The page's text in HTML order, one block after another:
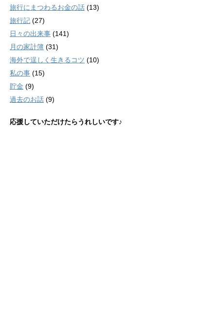
旅行にまつわるお金の話 (13)
旅行記 (27)
日々の出来事 (141)
月の家計簿 (31)
海外で逞しく生きるコツ (10)
私の事 (15)
貯金 (9)
過去のお話 (9)
応援していただけたらうれしいです♪